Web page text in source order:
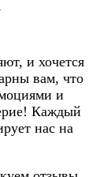
и хочется
вам, что
и
Каждый
нас на